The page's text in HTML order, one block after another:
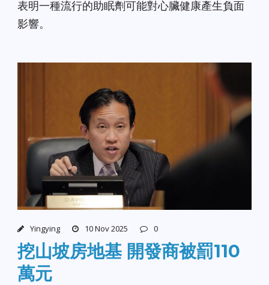
表明一種流行的助眠劑可能對心臟健康產生負面
影響。
Yingying 10 Nov 2025 0
挖山坡房地基 開發商被罰110
萬元